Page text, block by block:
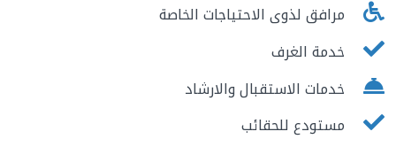
مرافق لذوى الاحتياجات الخاصة
خدمة الغرف
خدمات الاستقبال والارشاد
مستودع للحقائب